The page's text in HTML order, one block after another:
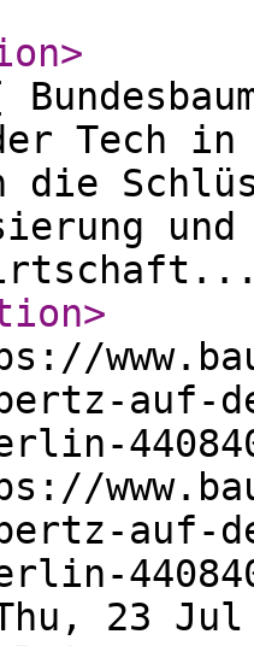
>
Tech in
und
>
23 Jul